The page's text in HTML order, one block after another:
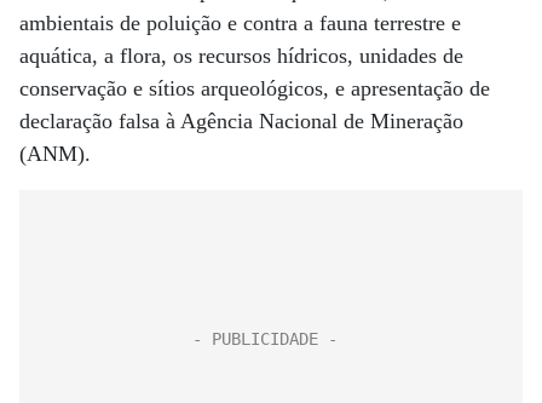
ambientais de poluição e contra a fauna terrestre e
aquática, a flora, os recursos hídricos, unidades de
conservação e sítios arqueológicos, e apresentação de
declaração falsa à Agência Nacional de Mineração
(ANM).